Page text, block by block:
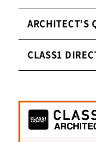
調湿とマイナ
や水滴を防止
株式会社KS
ARCHITECT’S
CLASS1